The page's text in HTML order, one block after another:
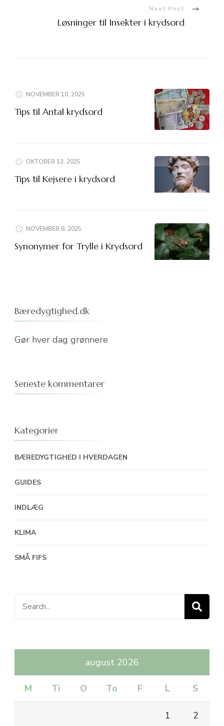
Next Post
Løsninger til Insekter i krydsord
NOVEMBER 10, 2025
Tips til Antal krydsord
OKTOBER 13, 2025
Tips til Kejsere i krydsord
NOVEMBER 8, 2025
Synonymer for Trylle i Krydsord
Bæredygtighed.dk
Gør hver dag grønnere
Seneste kommentarer
Kategorier
BÆREDYGTIGHED I HVERDAGEN
GUIDES
INDLÆG
KLIMA
SMÅ FIFS
Search
for:
august 2026
M Ti O To F L S
1 2